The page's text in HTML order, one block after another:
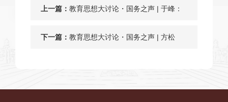
上一篇： 教育思想大讨论・国务之声 | 于峰：
破“卷”立“异”：以真我，应万变——注
下一篇： 教育思想大讨论・国务之声 | 方松